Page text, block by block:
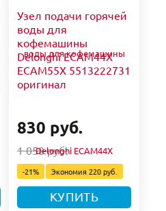
Узел подачи горячей
воды для
кофемашины
Delonghi ECAM44X
ECAM55X 5513222731
оригинал
830 руб.
1 050 руб.
-21% Экономия220 руб.
КУПИТЬ